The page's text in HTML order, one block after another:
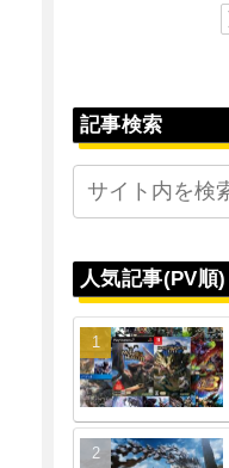
記事検索
人気記事(PV順)